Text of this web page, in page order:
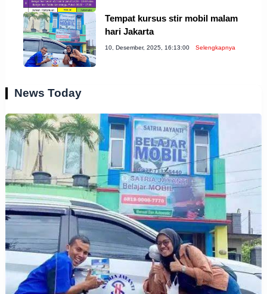
Tempat kursus stir mobil malam
hari Jakarta
10, Desember, 2025, 16:13:00 Selengkapnya
News Today